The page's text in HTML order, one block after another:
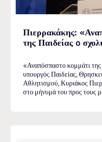
Πιερρακάκης:
της Παιδείας o
«Αναπόσπαστο κομμάτι
υπουργός Παιδείας,
Αθλητισμού, Κυριάκος
στο μήνυμά του προς τους